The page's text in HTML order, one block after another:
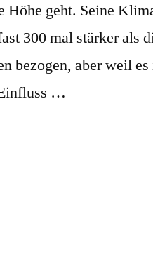
Höhe geht. Seine
300 mal stärker als
bezogen, aber weil
…